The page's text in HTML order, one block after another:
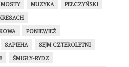
MOSTY MUZYKA
PEŁCZYŃSKI
PONIEWIEŻ
SAPIEHA
SEJM CZTEROLETNI
ŚMIGŁY-RYDZ